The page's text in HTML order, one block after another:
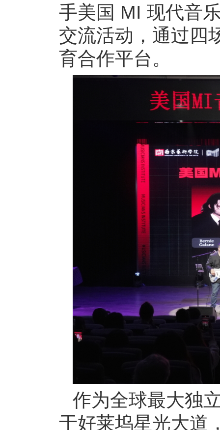
手美国 MI 现代音
交流活动，通过四
育合作平台。
作为全球最大独
于好莱坞星光大道